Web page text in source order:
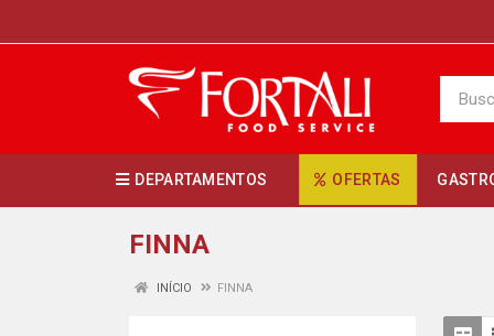
DEPARTAMENTOS OFERTAS
FINNA
INÍCIO FINNA